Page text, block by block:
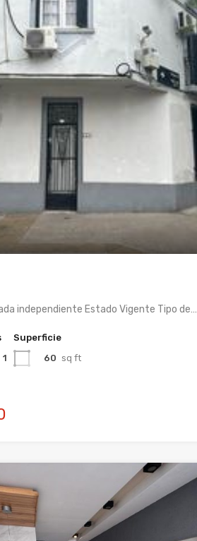
independiente Estado Vigente Tipo de…
1
Superficie
60 sq ft